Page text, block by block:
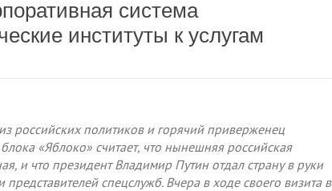
система
институты к услугам
российских политиков и горячий приверженец
«Яблоко» считает, что нынешняя российская
и что президент Владимир Путин отдал страну в руки
спецслужб. Вчера в ходе своего визита в